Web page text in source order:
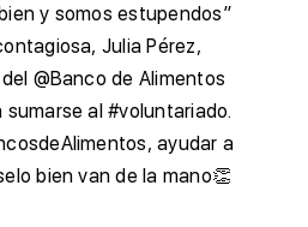
y somos estupendos”
Julia Pérez,
@Banco de Alimentos
sumarse al #voluntariado.
ayudar a
bien van de la mano👏